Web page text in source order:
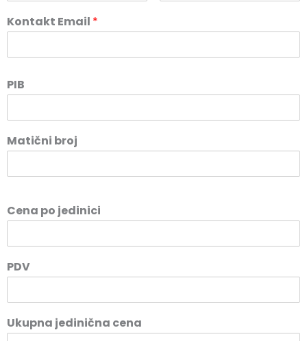
Kontakt Email *
PIB
Matični broj
Cena po jedinici
PDV
Ukupna jedinična cena